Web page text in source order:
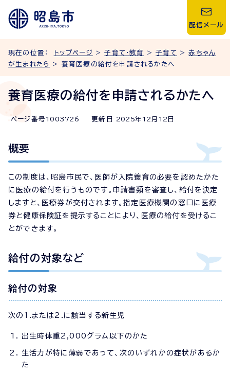
配信メール
現在の位置： トップページ >子育て・教育 >子育て >赤ちゃん
が生まれたら
> 養育医療の給付を申請されるかたへ
養育医療の給付を申請されるかたへ
ページ番号 1003726 更新日 2025年 12 月 12 日
概要
この制度は、昭島市民で、医師が入院養育の必要を認めたかた
に医療の給付を行うものです。申請書類を審査し、給付を決定
しますと、医療券が交付されます。指定医療機関の窓口に医療
券と健康保険証を提示することにより、医療の給付を受けるこ
とができます。
給付の対象など
給付の対象
次の1.または2.に該当する新生児
出生時体重2,000グラム以下のかた
生活力が特に薄弱であって、次のいずれかの症状があるか
た